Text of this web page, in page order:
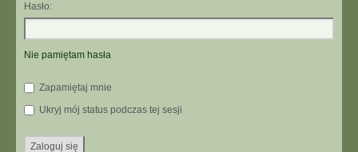
Hasło:
Nie pamiętam hasła
Zapamiętaj mnie
Ukryj mój status podczas tej sesji